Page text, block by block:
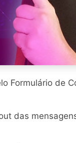
Formulário de
das